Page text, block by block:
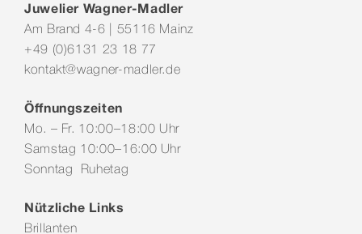
Juwelier Wagner-Madler
Am Brand 4-6 | 55116 Mainz
+49 (0)6131 23 18 77
kontakt@wagner-madler.de
Öffnungszeiten
Mo. – Fr. 10:00–18:00 Uhr
Samstag 10:00–16:00 Uhr
Sonntag Ruhetag
Nützliche Links
Brillanten